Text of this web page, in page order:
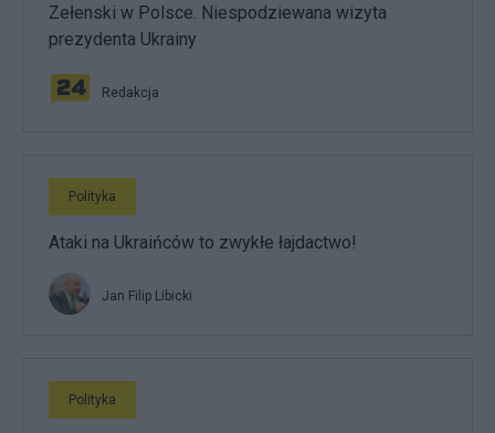
Zełenski w Polsce. Niespodziewana wizyta
prezydenta Ukrainy
Redakcja
Polityka
Ataki na Ukraińców to zwykłe łajdactwo!
Jan Filip Libicki
Polityka